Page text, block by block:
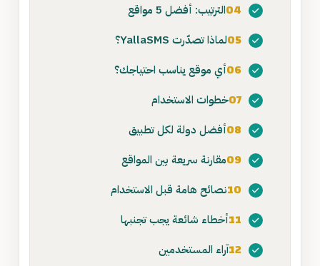
04الترتيب: أفضل 5 مواقع
05لماذا تصدّرت YallaSMS؟
06أي موقع يناسب احتياجك؟
07خطوات الاستخدام
08أفضل دولة لكل تطبيق
09مقارنة سريعة بين المواقع
10نصائح هامة قبل الاستخدام
11أخطاء شائعة يجب تجنبها
12آراء المستخدمين